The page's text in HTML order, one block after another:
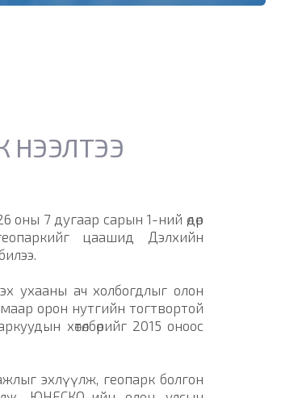
НЭЭЛТЭЭ
7 дугаар сарын 1-ний өдөр
цаашид Дэлхийн
ухааны ач холбогдлыг олон
орон нутгийн тогтвортой
хөтөлбөрийг 2015 оноос
эхлүүлж, геопарк болгон